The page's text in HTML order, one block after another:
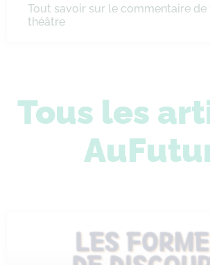
Tout savoir sur le commentaire de
théâtre
Tous les